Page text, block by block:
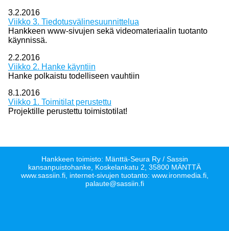
3.2.2016
Viikko 3. Tiedotusvälinesuunnittelua
Hankkeen www-sivujen sekä videomateriaalin tuotanto
käynnissä.
2.2.2016
Viikko 2. Hanke käyntiin
Hanke polkaistu todelliseen vauhtiin
8.1.2016
Viikko 1. Toimitilat perustettu
Projektille perustettu toimistotilat!
Hankkeen toimisto: Mänttä-Seura Ry / Sassin
kansanpuistohanke, Koskelankatu 2, 35800 MÄNTTÄ
www.sassiin.fi, internet-sivujen tuotanto: www.ironmedia.fi,
palaute@sassiin.fi